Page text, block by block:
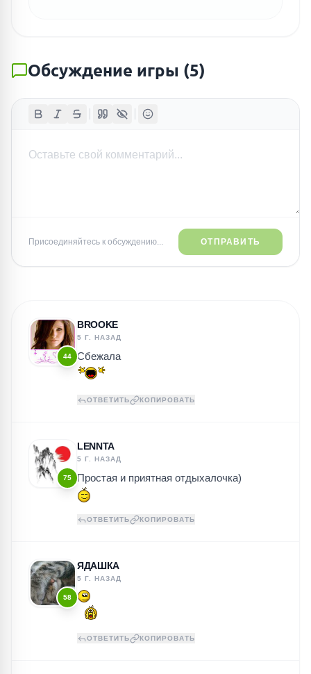
Обсуждение игры (5)
Присоединяйтесь к обсуждению... ОТПРАВИТЬ
44
BROOKE
5 Г. НАЗАД
Сбежала
ОТВЕТИТЬ КОПИРОВАТЬ
75
LENNTA
5 Г. НАЗАД
Простая и приятная отдыхалочка)
ОТВЕТИТЬ КОПИРОВАТЬ
58
ЯДАШКА
5 Г. НАЗАД
ОТВЕТИТЬ КОПИРОВАТЬ